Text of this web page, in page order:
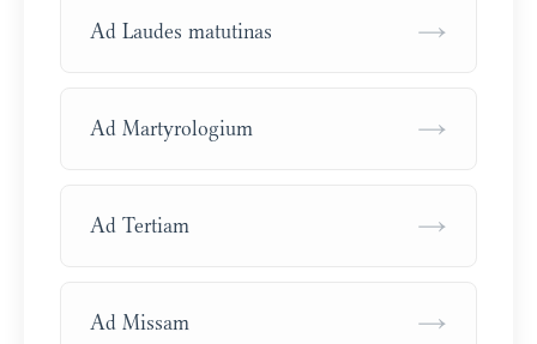
Ad Laudes matutinas →
Ad Martyrologium →
Ad Tertiam →
Ad Missam →